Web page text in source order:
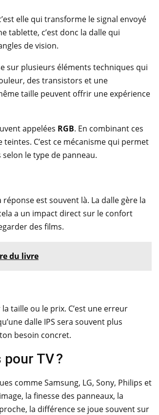
elle qui transforme le signal envoyé
tablette, c’est donc la dalle qui
de vision.
sur plusieurs éléments techniques qui
des transistors et une
taille peuvent offrir une expérience
appelées RGB. En combinant ces
C’est ce mécanisme qui permet
le type de panneau.
est souvent là. La dalle gère la
a un impact direct sur le confort
des films.
du livre
taille ou le prix. C’est une erreur
dalle IPS sera souvent plus
besoin concret.
TV ?
comme Samsung, LG, Sony, Philips et
la finesse des panneaux, la
la différence se joue souvent sur